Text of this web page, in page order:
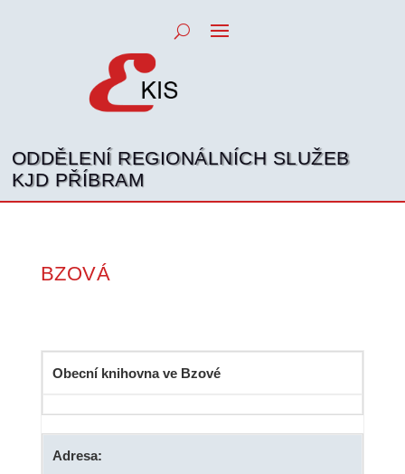
ODDĚLENÍ REGIONÁLNÍCH SLUŽEB
KJD PŘÍBRAM
BZOVÁ
Obecní knihovna ve Bzové
Adresa: